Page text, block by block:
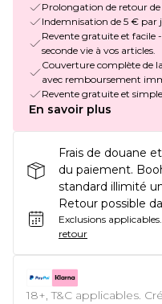
Prolongation de retour de
Indemnisation de 5 € par
Revente gratuite et facile
seconde vie à vos articles.
Couverture complète de
avec remboursement
Revente gratuite et simple
En savoir plus
Frais de douane
du paiement.
standard illimité
Retour possible
Exclusions applicables.
retour
18+, T&C applicables.